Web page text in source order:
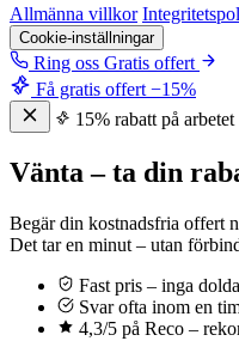
Allmänna villkor
Cookie-inställningar
Ring oss Gratis offert
Få gratis offert −15%
15% rabatt på arbetet
Vänta – ta din
Begär din kostnadsfria offert
Det tar en minut – utan
Fast pris – inga
Svar ofta inom en
4,3/5 på Reco –